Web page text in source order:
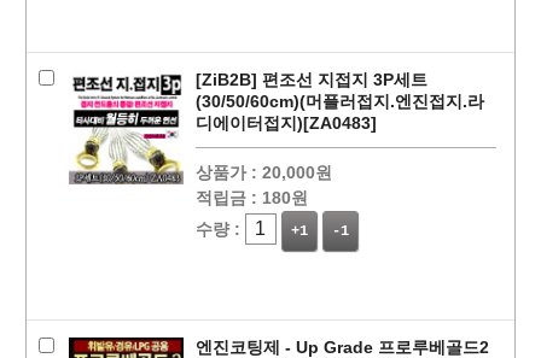
PAYCO 바로
[ZiB2B] 편조선 지접지 3P세트
(30/50/60cm)(머플러접지.엔진접지.라
디에이터접지)[ZA0483]
상품가 : 20,000원
적립금 : 180원
수량 :
+1 -1
엔진코팅제 - Up Grade 프로루베골드2